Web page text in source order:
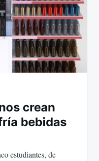
crean
bebidas
estudiantes, de